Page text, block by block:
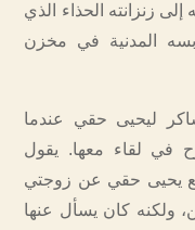
زنزانته الحذاء الذي
المدنية في مخزن
ليحيى حقي عندما
في لقاء معها. يقول
يحيى حقي عن زوجتي
ولكنه كان يسأل عنها